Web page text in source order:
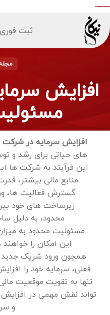
ثبت
افزایش
افزایش سرمایه در
های حیاتی برای رشد و
این فرآیند به شرکت ‌ها
منابع مالی بیشتر،
گسترش فعالیت ‌ها،
زیرساخت ‌های خود
محدود، به دلیل
مسئولیت محدود به
این امکان را
همچون ورود شریک جدید
فعلی، سرمایه خود را
تنها به تقویت موقعیت
‌تواند نقش مهمی در
و